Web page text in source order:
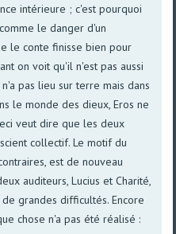
intérieure ; c'est pourquoi
le danger d'un
le conte finisse bien pour
on voit qu'il n'est pas aussi
pas lieu sur terre mais dans
le monde des dieux, Eros ne
veut dire que les deux
collectif. Le motif du
est de nouveau
auditeurs, Lucius et Charité,
grandes difficultés. Encore
chose n'a pas été réalisé :